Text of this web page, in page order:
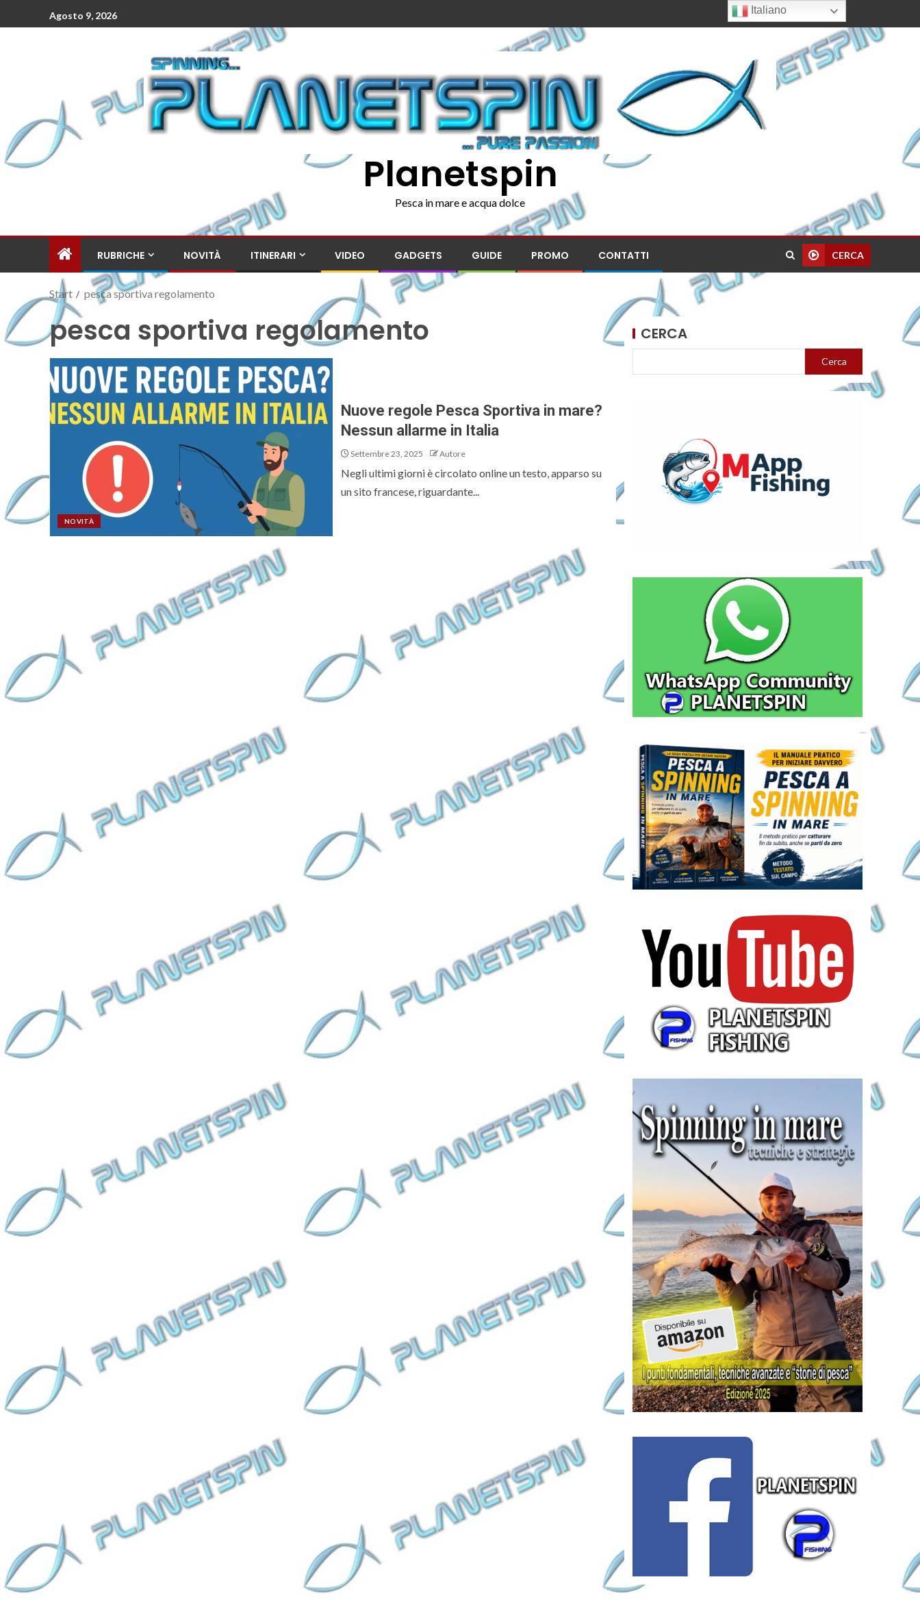
Agosto 9, 2026
Planetspin
Pesca in mare e acqua dolce
RUBRICHE NOVITÀ ITINERARI VIDEO GADGETS GUIDE PROMO CONTATTI CERCA
Start pesca sportiva regolamento
pesca sportiva regolamento
NOVITÀ
Nuove regole Pesca Sportiva in mare?
Nessun allarme in Italia
Settembre 23, 2025 Autore
Negli ultimi giorni è circolato online un testo, apparso su
un sito francese, riguardante...
CERCA
Cerca
Italiano